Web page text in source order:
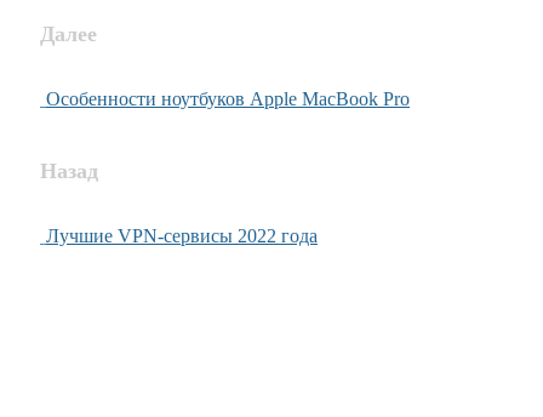
Далее
Особенности ноутбуков Apple MacBook Pro
Назад
Лучшие VPN-сервисы 2022 года